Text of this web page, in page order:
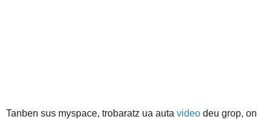
Tanben sus myspace, trobaratz ua auta video deu grop, on